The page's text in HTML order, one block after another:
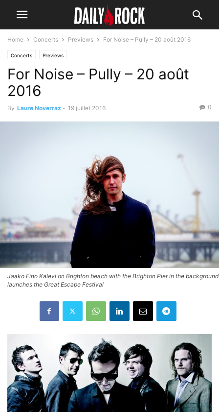
Home Concerts Previews For Noise – Pully – 20 août 2016
Concerts Previews
For Noise – Pully – 20 août
2016
By Laure Noverraz - 19 juillet 2016 0
Jaako Eino Kalevi on Brighton beach with the Brighton Pier in the background
launches the Great Escape Festival